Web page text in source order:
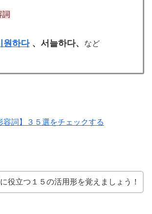
詞
원하다、서늘하다、 など
容詞】３５選をチェックする
役立つ１５の活用形を覚えましょう！